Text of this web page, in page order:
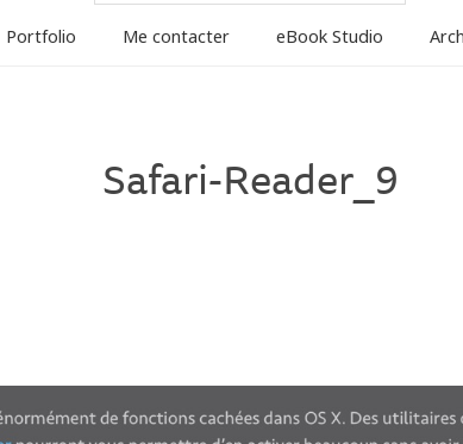
Portfolio Me contacter eBook Studio
Safari-Reader_9